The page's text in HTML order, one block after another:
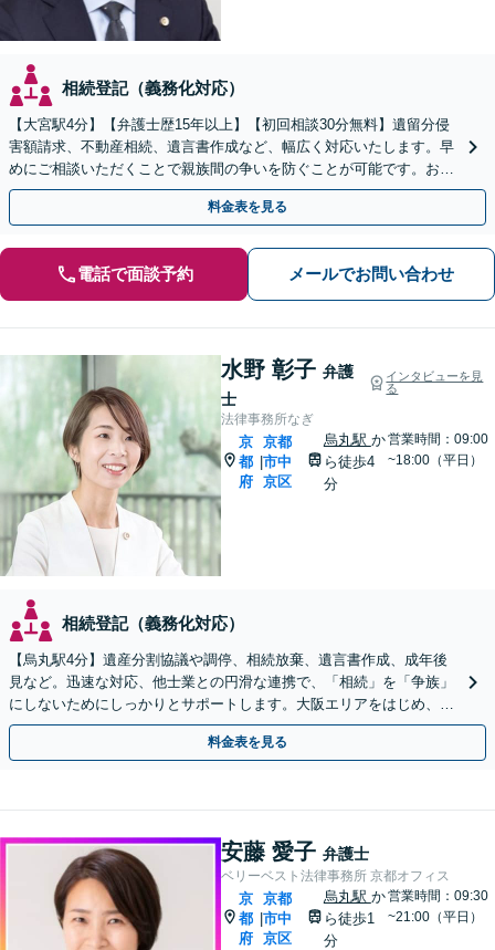
相続登記（義務化対応）
【大宮駅4分】【弁護士歴15年以上】【初回相談30分無料】遺留分侵
害額請求、不動産相続、遺言書作成など、幅広く対応いたします。早
めにご相談いただくことで親族間の争いを防ぐことが可能です。おひ
とりで悩まず、まずは弁護士にご相談ください。
料金表を見る
電話で面談予約 メールでお問い合わせ
水野 彰子 弁護
士
インタビューを見
る
法律事務所なぎ
京
都
府
|
京都
市中
京区
烏丸駅 か
ら徒歩4
分
営業時間：09:00
~18:00（平日）
相続登記（義務化対応）
【烏丸駅4分】遺産分割協議や調停、相続放棄、遺言書作成、成年後
見など。迅速な対応、他士業との円滑な連携で、「相続」を「争族」
にしないためにしっかりとサポートします。大阪エリアをはじめ、出
張相談も対応します【Web面談可】【初回相談無料】
料金表を見る
安藤 愛子 弁護士
ベリーベスト法律事務所 京都オフィス
京
都
府
|
京都
市中
京区
烏丸駅 か
ら徒歩1
分
営業時間：09:30
~21:00（平日）